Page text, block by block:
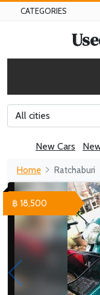
CATEGORIES
All cities
New Cars
Home Ratchaburi
฿ 18,500